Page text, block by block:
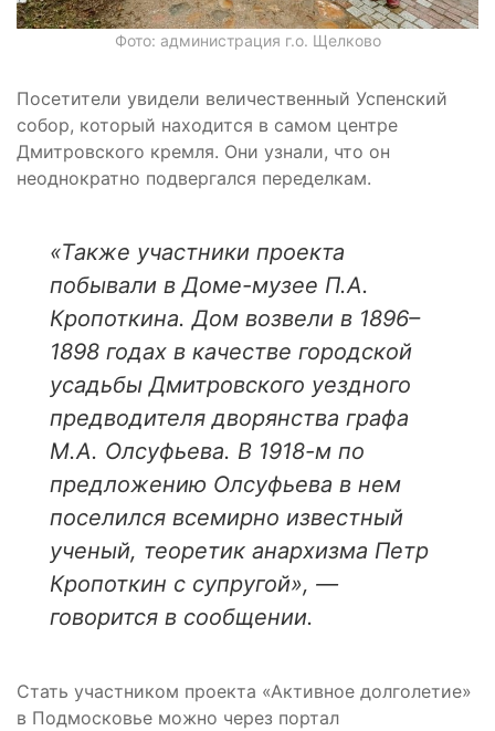
Фото: администрация г.о. Щелково
Посетители увидели величественный Успенский
собор, который находится в самом центре
Дмитровского кремля. Они узнали, что он
неоднократно подвергался переделкам.
«Также участники проекта
побывали в Доме-музее П.А.
Кропоткина. Дом возвели в 1896–
1898 годах в качестве городской
усадьбы Дмитровского уездного
предводителя дворянства графа
М.А. Олсуфьева. В 1918-м по
предложению Олсуфьева в нем
поселился всемирно известный
ученый, теоретик анархизма Петр
Кропоткин с супругой», —
говорится в сообщении.
Стать участником проекта «Активное долголетие»
в Подмосковье можно через портал